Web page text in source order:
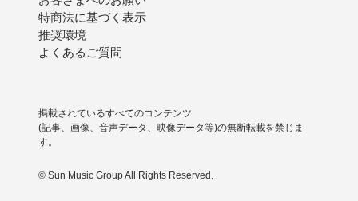
特商法に基づく表示
推奨環境
よくあるご質問
掲載されているすべてのコンテンツ
(記事、画像、音声データ、映像データ等)の無断転載を禁じま
す。
© Sun Music Group All Rights Reserved.